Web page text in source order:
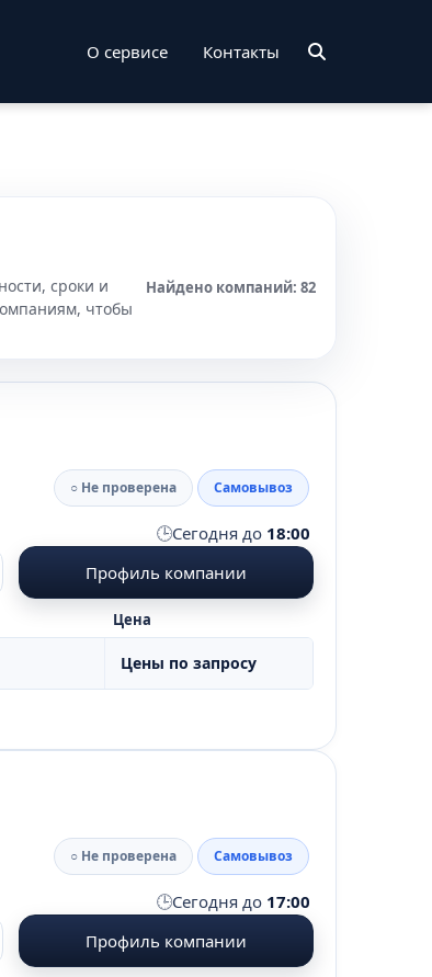
О сервисе Контакты
сроки и
чтобы
Найдено компаний: 82
○ Не проверена Самовывоз
🕒Сегодня до 18:00
Профиль компании
Цена
Цены по запросу
○ Не проверена Самовывоз
🕒Сегодня до 17:00
Профиль компании